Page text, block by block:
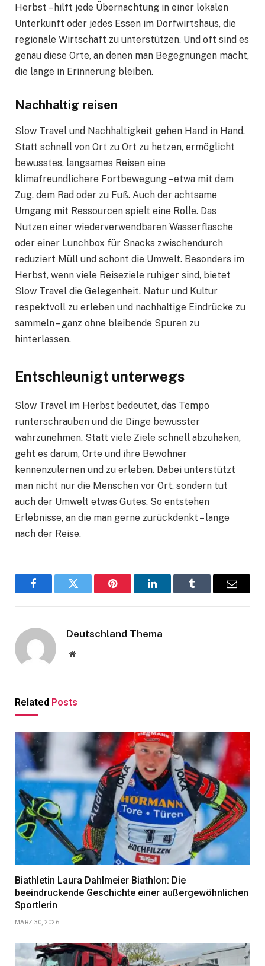
Herbst – hilft jede Übernachtung in einer lokalen
Unterkunft oder jedes Essen im Dorfwirtshaus, die
regionale Wirtschaft zu unterstützen. Und oft sind es
genau diese Orte, an denen man Begegnungen macht,
die lange in Erinnerung bleiben.
Nachhaltig reisen
Slow Travel und Nachhaltigkeit gehen Hand in Hand.
Statt schnell von Ort zu Ort zu hetzen, ermöglicht
bewusstes, langsames Reisen eine
klimafreundlichere Fortbewegung – etwa mit dem
Zug, dem Rad oder zu Fuß. Auch der achtsame
Umgang mit Ressourcen spielt eine Rolle. Das
Nutzen einer wiederverwendbaren Wasserflasche
oder einer Lunchbox für Snacks zwischendurch
reduziert Müll und schont die Umwelt. Besonders im
Herbst, wenn viele Reiseziele ruhiger sind, bietet
Slow Travel die Gelegenheit, Natur und Kultur
respektvoll zu erleben und nachhaltige Eindrücke zu
sammeln – ganz ohne bleibende Spuren zu
hinterlassen.
Entschleunigt unterwegs
Slow Travel im Herbst bedeutet, das Tempo
runterschrauben und die Dinge bewusster
wahrzunehmen. Statt viele Ziele schnell abzuhaken,
geht es darum, Orte und ihre Bewohner
kennenzulernen und zu erleben. Dabei unterstützt
man nicht nur die Menschen vor Ort, sondern tut
auch der Umwelt etwas Gutes. So entstehen
Erlebnisse, an die man gerne zurückdenkt – lange
nach der Reise.
FacebookTwitter Pinterest LinkedInTumblr Email
Deutschland Thema
Website
Related Posts
Biathletin Laura Dahlmeier Biathlon: Die
beeindruckende Geschichte einer außergewöhnlichen
Sportlerin
MÄRZ 30, 2026